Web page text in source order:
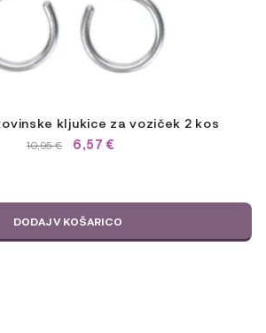
kljukice za voziček 2 kos
IZVIRNA
10,95 €.
10,95€TRENUTNA
6,57€
DODAJ V KOŠARICO